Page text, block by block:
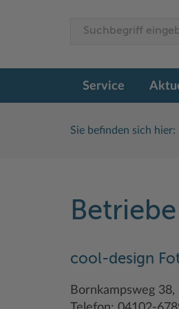
Service
Sie befinden sich hier:
cool-design
Bornkampsweg